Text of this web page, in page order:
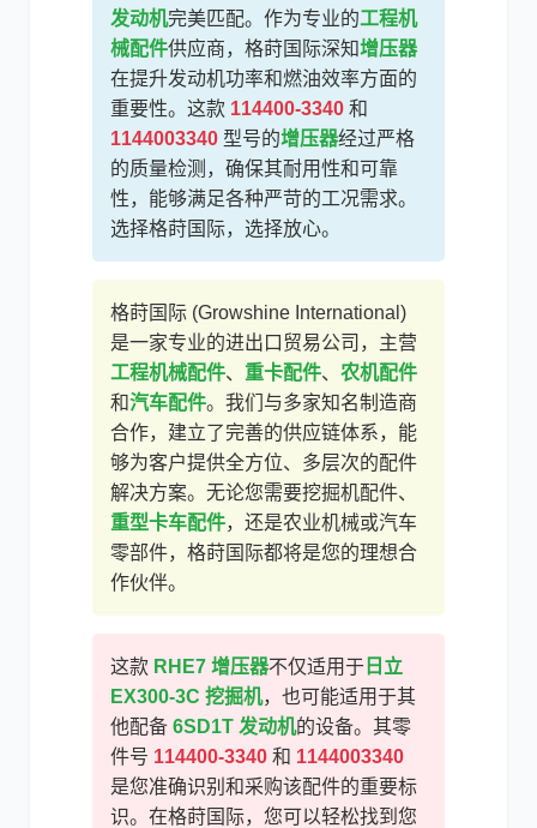
约翰迪尔
利勃海尔 凯斯
山猫 上柴
尼桑 依维柯
发动机完美匹配。作为专业的工程机
械配件供应商，格莳国际深知增压器
在提升发动机功率和燃油效率方面的
重要性。这款 114400-3340 和
1144003340 型号的增压器经过严格
的质量检测，确保其耐用性和可靠
性，能够满足各种严苛的工况需求。
选择格莳国际，选择放心。
格莳国际 (Growshine International)
是一家专业的进出口贸易公司，主营
工程机械配件、 重卡配件、 农机配件
和汽车配件。我们与多家知名制造商
合作，建立了完善的供应链体系，能
够为客户提供全方位、多层次的配件
解决方案。无论您需要挖掘机配件、
重型卡车配件，还是农业机械或汽车
零部件，格莳国际都将是您的理想合
作伙伴。
这款 RHE7 增压器不仅适用于 日立
EX300-3C 挖掘机，也可能适用于其
他配备 6SD1T 发动机的设备。其零
件号 114400-3340 和 1144003340
是您准确识别和采购该配件的重要标
识。在格莳国际，您可以轻松找到您